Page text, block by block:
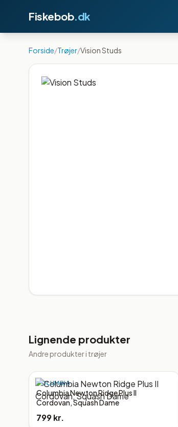
Fiskebob.dk
Forside/Trøjer/Vision Studs
Lignende produkter
Andre produkter i trøjer
COLUMBIA
Columbia Newton Ridge Plus II
Cordovan, Squash Dame
799 kr.